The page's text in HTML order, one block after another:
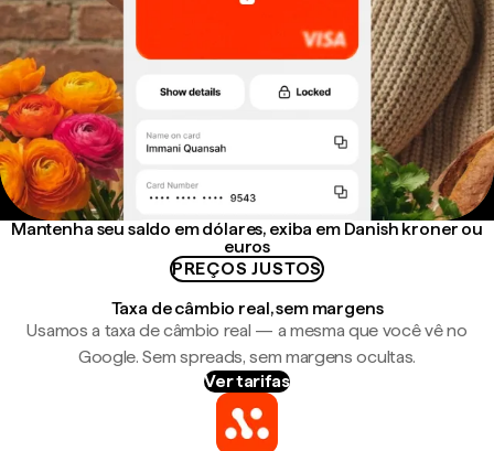
Mantenha seu saldo em dólares, exiba em Danish kroner ou
euros
PREÇOS JUSTOS
Taxa de câmbio real, sem margens
Usamos a taxa de câmbio real — a mesma que você vê no
Google. Sem spreads, sem margens ocultas.
Ver tarifas